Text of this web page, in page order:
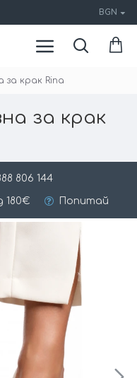
BGN
за крак Rina
за крак
806 144
180€ Попитай